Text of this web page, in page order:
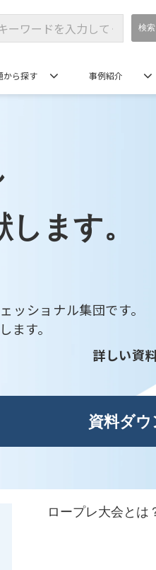
から探す 事例紹介
ます。
ッショナル集団です。
ます。
詳しい資
資料ダ
ロープレ大会とは